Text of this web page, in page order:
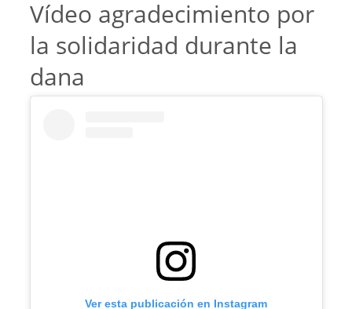
Vídeo agradecimiento por
la solidaridad durante la
dana
Ver esta publicación en Instagram